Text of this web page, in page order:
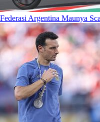
Federasi Argentina Maunya